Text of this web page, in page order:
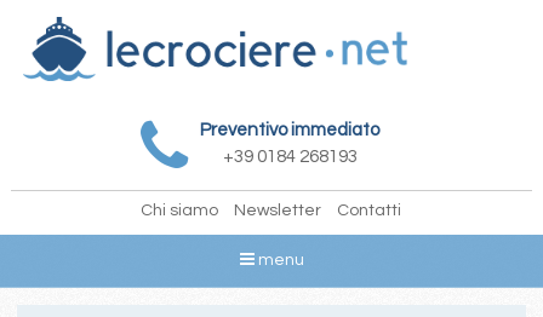
Preventivo immediato
+39 0184 268193
Chi siamo Newsletter Contatti
menu